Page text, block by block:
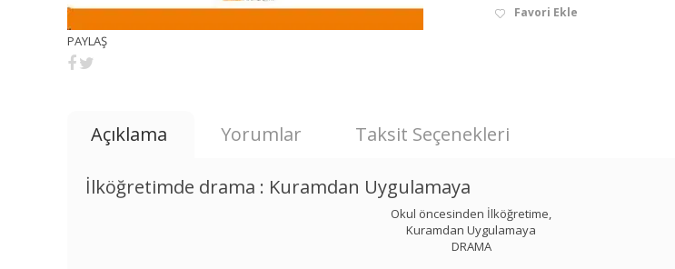
PAYLAŞ
Favori Ekle
Açıklama Yorumlar Taksit Seçenekleri
İlköğretimde drama : Kuramdan Uygulamaya
Okul öncesinden İlköğretime,
Kuramdan Uygulamaya
DRAMA